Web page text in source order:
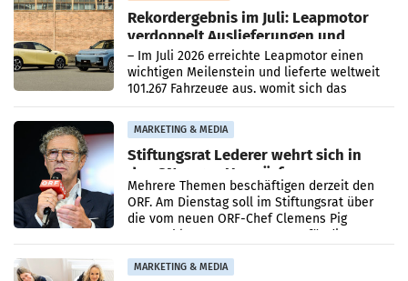
Rekordergebnis im Juli: Leapmotor
verdoppelt Auslieferungen und
überschreitet die 100.000er-Marke
– Im Juli 2026 erreichte Leapmotor einen
wichtigen Meilenstein und lieferte weltweit
101.267 Fahrzeuge aus, womit sich das
Ergebnis gegenüber Juli 2025 mehr als
verdoppelte (+102
MARKETING & MEDIA
Stiftungsrat Lederer wehrt sich in
den SN gegen Vorwürfe
Mehrere Themen beschäftigen derzeit den
ORF. Am Dienstag soll im Stiftungsrat über
die vom neuen ORF-Chef Clemens Pig
vorgeschlagenen Besetzungen für die
MARKETING & MEDIA